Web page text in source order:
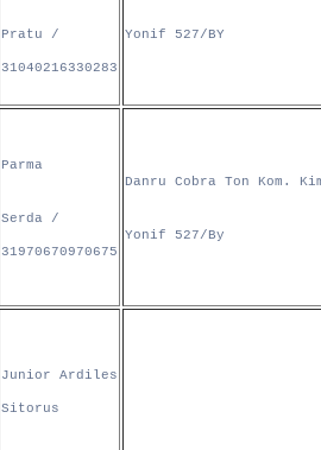
Pratu /
31040216330283
Yonif 527/BY
Parma
Serda /
31970670970675
Danru Cobra Ton Kom.
Yonif 527/By
Junior Ardiles
Sitorus